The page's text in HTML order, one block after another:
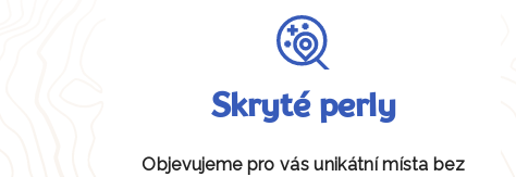
Skryté perly
Objevujeme pro vás unikátní místa bez